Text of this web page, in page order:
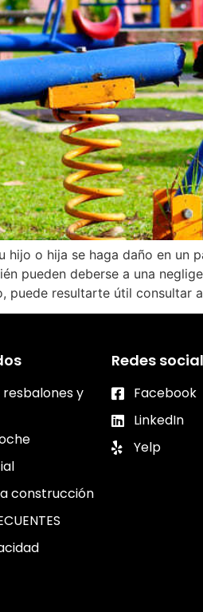
o hija se haga daño en
pueden deberse a una
puede resultarte útil consultar
y
construcción
Redes
Facebook
LinkedIn
Yelp